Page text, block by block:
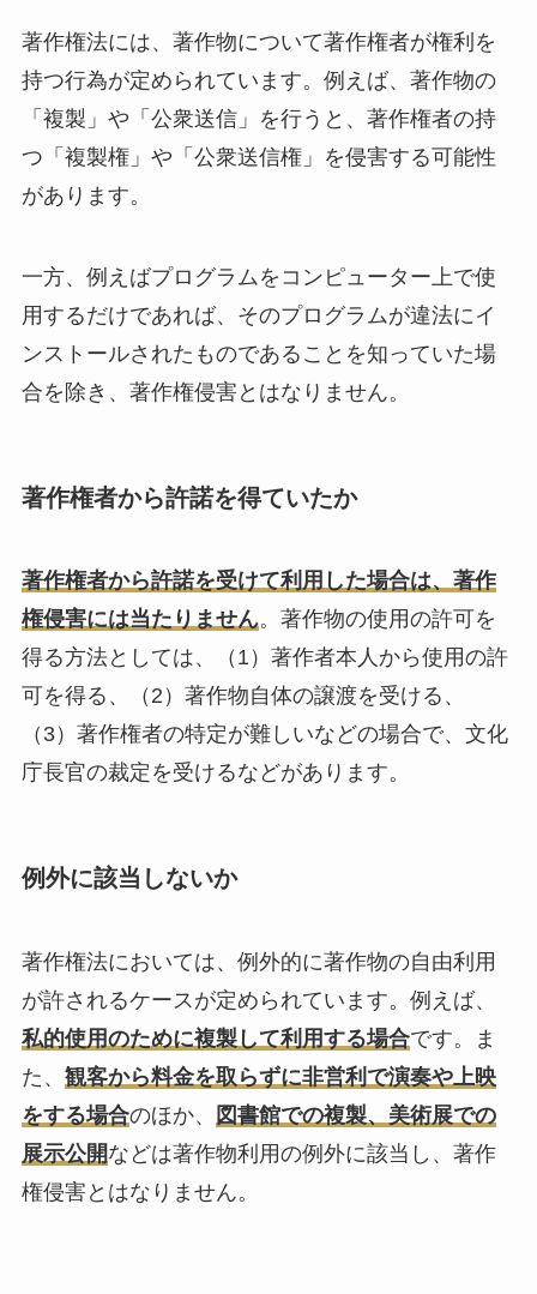
著作権法には、著作物について著作権者が権利を
持つ行為が定められています。例えば、著作物の
「複製」や「公衆送信」を行うと、著作権者の持
つ「複製権」や「公衆送信権」を侵害する可能性
があります。
一方、例えばプログラムをコンピューター上で使
用するだけであれば、そのプログラムが違法にイ
ンストールされたものであることを知っていた場
合を除き、著作権侵害とはなりません。
著作権者から許諾を得ていたか
著作権者から許諾を受けて利用した場合は、著作
権侵害には当たりません。著作物の使用の許可を
得る方法としては、（1）著作者本人から使用の許
可を得る、（2）著作物自体の譲渡を受ける、
（3）著作権者の特定が難しいなどの場合で、文化
庁長官の裁定を受けるなどがあります。
例外に該当しないか
著作権法においては、例外的に著作物の自由利用
が許されるケースが定められています。例えば、
私的使用のために複製して利用する場合です。ま
た、 観客から料金を取らずに非営利で演奏や上映
をする場合のほか、
図書館での複製、美術展での
展示公開などは著作物利用の例外に該当し、著作
権侵害とはなりません。